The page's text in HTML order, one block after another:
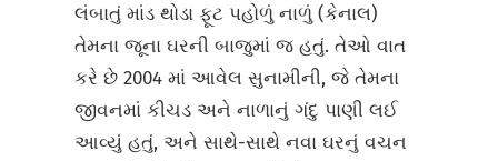
લંબાતું માંડ થોડા ફૂટ પહોળું નાળું (કેનાલ)
તેમના જૂના ઘરની બાજુમાં જ હતું. તેઓ વાત
કરે છે 2004 માં આવેલ સુનામીની, જે તેમના
જીવનમાં કીચડ અને નાળાનું ગંદુ પાણી લઈ
આવ્યું હતું, અને સાથે-સાથે નવા ઘરનું વચન